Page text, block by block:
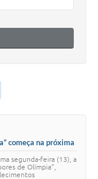
começa na próxima
segunda-feira (13), a
de Olímpia”,